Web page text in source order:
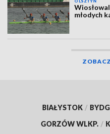
OLSZTYN
młodych
BIAŁYSTOK /
GORZÓW WLKP. /